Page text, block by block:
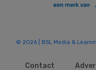
© 2026 | BSL Media &
Contact